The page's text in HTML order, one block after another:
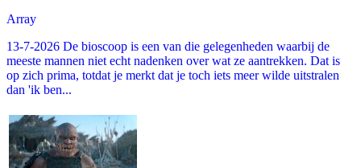
Array
13-7-2026 De bioscoop is een van die gelegenheden waarbij de
meeste mannen niet echt nadenken over wat ze aantrekken. Dat is
op zich prima, totdat je merkt dat je toch iets meer wilde uitstralen
dan 'ik ben...